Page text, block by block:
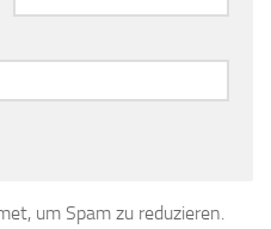
um Spam zu reduzieren.